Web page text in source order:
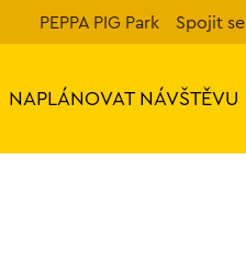
PEPPA PIG Park Spojit se
NAPLÁNOVAT NÁVŠTĚVU